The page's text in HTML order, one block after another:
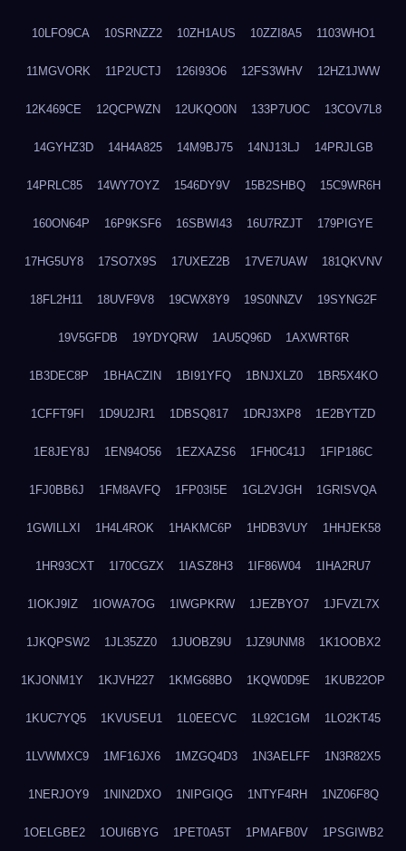
10LFO9CA 10SRNZZ2 10ZH1AUS 10ZZI8A5 1103WHO1
11MGVORK 11P2UCTJ 126I93O6 12FS3WHV 12HZ1JWW
12K469CE 12QCPWZN 12UKQO0N 133P7UOC 13COV7L8
14GYHZ3D 14H4A825 14M9BJ75 14NJ13LJ 14PRJLGB
14PRLC85 14WY7OYZ 1546DY9V 15B2SHBQ 15C9WR6H
160ON64P 16P9KSF6 16SBWI43 16U7RZJT 179PIGYE
17HG5UY8 17SO7X9S 17UXEZ2B 17VE7UAW 181QKVNV
18FL2H11 18UVF9V8 19CWX8Y9 19S0NNZV 19SYNG2F
19V5GFDB 19YDYQRW 1AU5Q96D 1AXWRT6R
1B3DEC8P 1BHACZIN 1BI91YFQ 1BNJXLZ0 1BR5X4KO
1CFFT9FI 1D9U2JR1 1DBSQ817 1DRJ3XP8 1E2BYTZD
1E8JEY8J 1EN94O56 1EZXAZS6 1FH0C41J 1FIP186C
1FJ0BB6J 1FM8AVFQ 1FP03I5E 1GL2VJGH 1GRISVQA
1GWILLXI 1H4L4ROK 1HAKMC6P 1HDB3VUY 1HHJEK58
1HR93CXT 1I70CGZX 1IASZ8H3 1IF86W04 1IHA2RU7
1IOKJ9IZ 1IOWA7OG 1IWGPKRW 1JEZBYO7 1JFVZL7X
1JKQPSW2 1JL35ZZ0 1JUOBZ9U 1JZ9UNM8 1K1OOBX2
1KJONM1Y 1KJVH227 1KMG68BO 1KQW0D9E 1KUB22OP
1KUC7YQ5 1KVUSEU1 1L0EECVC 1L92C1GM 1LO2KT45
1LVWMXC9 1MF16JX6 1MZGQ4D3 1N3AELFF 1N3R82X5
1NERJOY9 1NIN2DXO 1NIPGIQG 1NTYF4RH 1NZ06F8Q
1OELGBE2 1OUI6BYG 1PET0A5T 1PMAFB0V 1PSGIWB2